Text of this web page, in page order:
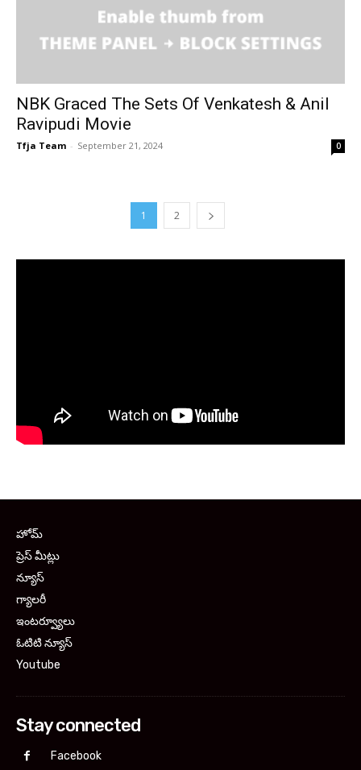
NBK Graced The Sets Of Venkatesh & Anil
Ravipudi Movie
Tfja Team - September 21, 2024 0
1 2
హోమ్
ప్రెస్ మీట్లు
న్యూస్
గ్యాలరీ
ఇంటర్వ్యూలు
ఓటిటి న్యూస్
Youtube
Stay connected
Facebook